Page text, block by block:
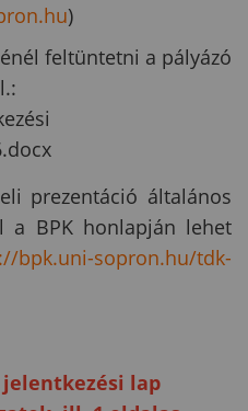
)
feltüntetni a pályázó
prezentáció általános
a BPK honlapján lehet
bpk.uni-sopron.hu/tdk-
jelentkezési lap